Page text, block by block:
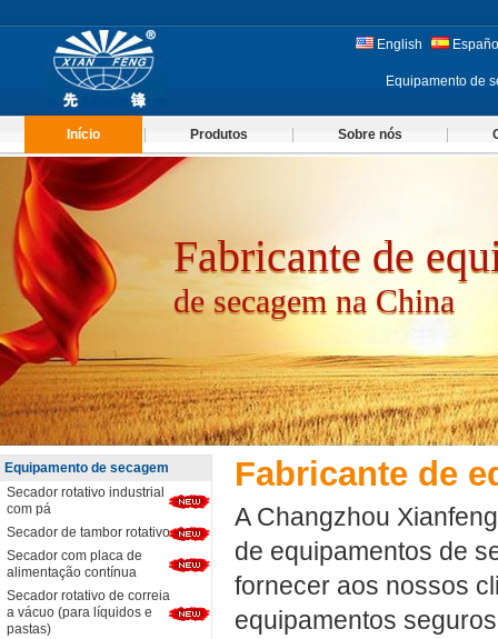
English
Equipamento de
Início Produtos Sobre nós
Fabricante de
de secagem na China
Equipamento de secagem
Secador rotativo industrial
com pá
Secador de tambor rotativo
Secador com placa de
alimentação contínua
Secador rotativo de correia
a vácuo (para líquidos e
pastas)
Fabricante de
A Changzhou
de equipamentos de
fornecer aos nossos
equipamentos